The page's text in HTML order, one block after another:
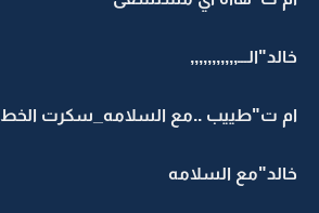
خالد"الـــ,,,,,,,,,,,
ام ت"طييب ..مع السلامه_سكرت الخط_
خالد"مع السلامه